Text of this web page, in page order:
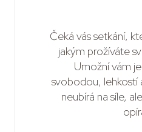
Čeká vás setkání,
jakým prožíváte
Umožní vám
svobodou, lehkostí
neubírá na síle,